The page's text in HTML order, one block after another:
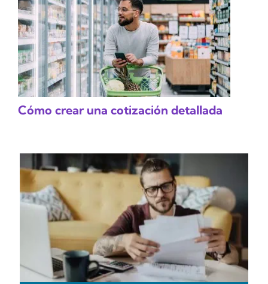
Cómo crear una cotización detallada